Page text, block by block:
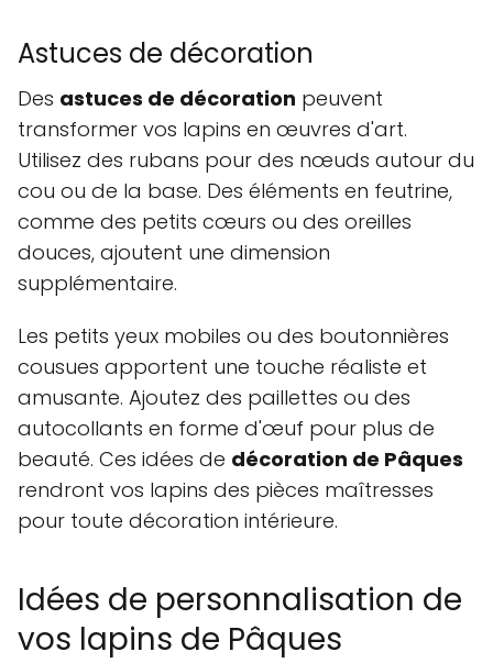
Astuces de décoration
Des astuces de décoration peuvent
transformer vos lapins en œuvres d'art.
Utilisez des rubans pour des nœuds autour du
cou ou de la base. Des éléments en feutrine,
comme des petits cœurs ou des oreilles
douces, ajoutent une dimension
supplémentaire.
Les petits yeux mobiles ou des boutonnières
cousues apportent une touche réaliste et
amusante. Ajoutez des paillettes ou des
autocollants en forme d'œuf pour plus de
beauté. Ces idées de décoration de Pâques
rendront vos lapins des pièces maîtresses
pour toute décoration intérieure.
Idées de personnalisation de
vos lapins de Pâques